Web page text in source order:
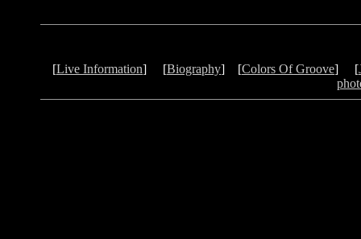
[Live Information] [Biography] [Colors Of Groove] [